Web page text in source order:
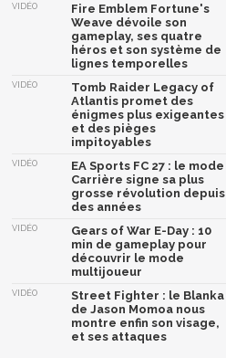
VIDÉO
Fire Emblem Fortune's
Weave dévoile son
gameplay, ses quatre
héros et son système de
lignes temporelles
VIDÉO
Tomb Raider Legacy of
Atlantis promet des
énigmes plus exigeantes
et des pièges
impitoyables
VIDÉO
EA Sports FC 27 : le mode
Carrière signe sa plus
grosse révolution depuis
des années
VIDÉO
Gears of War E-Day : 10
min de gameplay pour
découvrir le mode
multijoueur
VIDÉO
Street Fighter : le Blanka
de Jason Momoa nous
montre enfin son visage,
et ses attaques